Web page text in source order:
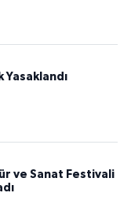
Yasaklandı
ve Sanat Festivali